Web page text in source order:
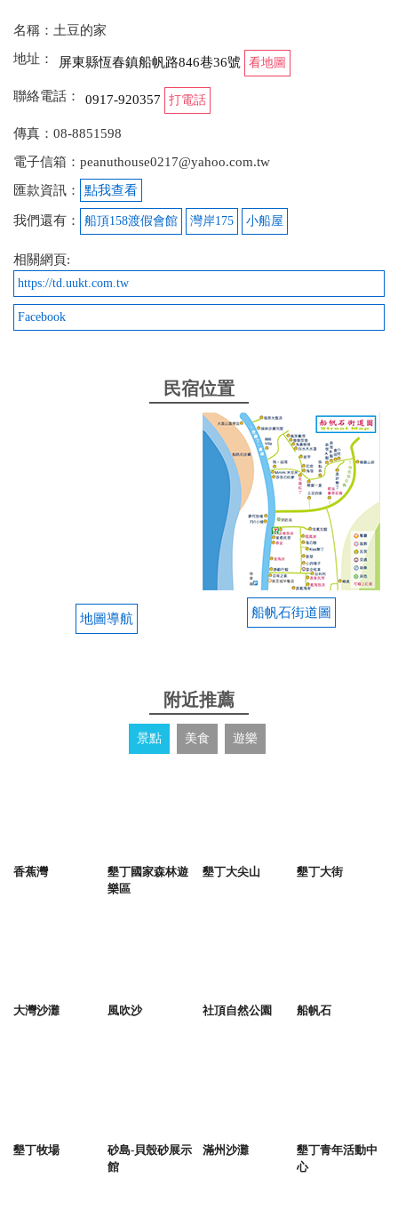
名稱：土豆的家
地址：
屏東縣恆春鎮船帆路846巷36號 看地圖
聯絡電話： 0917-920357 打電話
傳真：08-8851598
電子信箱：peanuthouse0217@yahoo.com.tw
匯款資訊：
點我查看
我們還有： 船頂158渡假會館 灣岸175 小船屋
相關網頁:
https://td.uukt.com.tw
Facebook
民宿位置
地圖導航 船帆石街道圖
附近推薦
景點 美食 遊樂
香蕉灣
墾丁國家森林遊
樂區
墾丁大尖山 墾丁大街
大灣沙灘 風吹沙 社頂自然公園 船帆石
墾丁牧場
砂島-貝殼砂展示
館
滿州沙灘
墾丁青年活動中
心